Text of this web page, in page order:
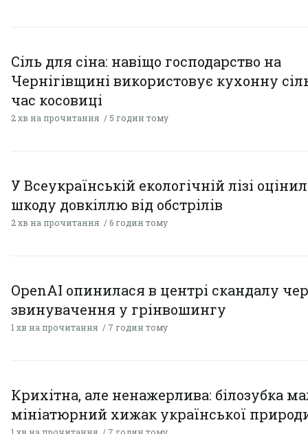
Сіль для сіна: навіщо господарство на
Чернігівщині використовує кухонну
час косовиці
2 хв на прочитання 5 годин тому
У Всеукраїнській екологічній лізі
шкоду довкіллю від обстрілів
2 хв на прочитання 6 годин тому
OpenAI опинилася в центрі скандалу
звинувачення у грінвошингу
1 хв на прочитання 7 годин тому
Крихітна, але ненажерлива: білозубка
мініатюрний хижак української
1 хв на прочитання 7 годин тому